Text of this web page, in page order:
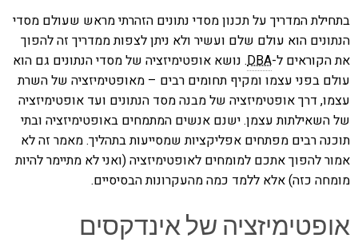
בתחילת המדריך על תכנון מסדי נתונים הזהרתי מראש שעולם מסדי
הנתונים הוא עולם שלם ועשיר ולא ניתן לצפות ממדריך זה להפוך
את הקוראים ל-DBA. נושא אופטימיזציה של מסדי הנתונים גם הוא
עולם בפני עצמו ומקיף תחומים רבים – מאופטימיזציה של השרת
עצמו, דרך אופטימיזציה של מבנה מסד הנתונים ועד אופטימיזציה
של השאילתות עצמן. ישנם אנשים המתמחים באופטימיזציה ובתי
תוכנה רבים מפתחים אפליקציות שמסייעות בתהליך. מאמר זה לא
אמור להפוך אתכם למומחים לאופטימיזציה (ואני לא מתיימר להיות
מומחה כזה) אלא ללמד כמה מהעקרונות הבסיסיים.
אופטימיזציה של אינדקסים